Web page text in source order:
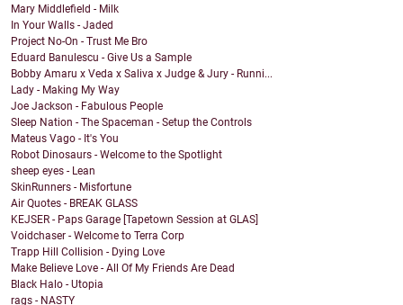
Mary Middlefield - Milk
In Your Walls - Jaded
Project No-On - Trust Me Bro
Eduard Banulescu - Give Us a Sample
Bobby Amaru x Veda x Saliva x Judge & Jury - Runni...
Lady - Making My Way
Joe Jackson - Fabulous People
Sleep Nation - The Spaceman - Setup the Controls
Mateus Vago - It's You
Robot Dinosaurs - Welcome to the Spotlight
sheep eyes - Lean
SkinRunners - Misfortune
Air Quotes - BREAK GLASS
KEJSER - Paps Garage [Tapetown Session at GLAS]
Voidchaser - Welcome to Terra Corp
Trapp Hill Collision - Dying Love
Make Believe Love - All Of My Friends Are Dead
Black Halo - Utopia
rags - NASTY